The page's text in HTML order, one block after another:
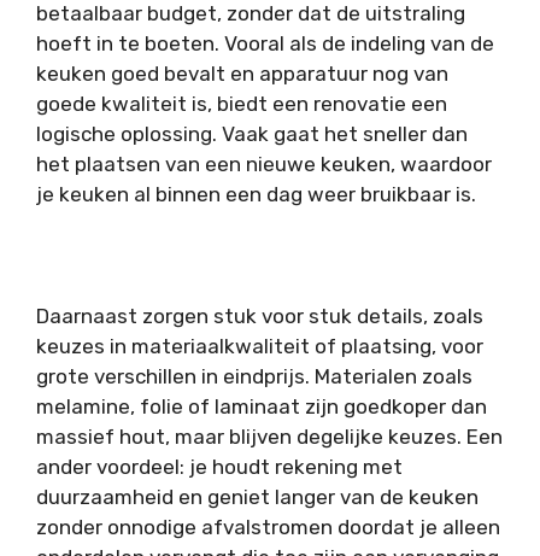
betaalbaar budget, zonder dat de uitstraling
hoeft in te boeten. Vooral als de indeling van de
keuken goed bevalt en apparatuur nog van
goede kwaliteit is, biedt een renovatie een
logische oplossing. Vaak gaat het sneller dan
het plaatsen van een nieuwe keuken, waardoor
je keuken al binnen een dag weer bruikbaar is.
Daarnaast zorgen stuk voor stuk details, zoals
keuzes in materiaalkwaliteit of plaatsing, voor
grote verschillen in eindprijs. Materialen zoals
melamine, folie of laminaat zijn goedkoper dan
massief hout, maar blijven degelijke keuzes. Een
ander voordeel: je houdt rekening met
duurzaamheid en geniet langer van de keuken
zonder onnodige afvalstromen doordat je alleen